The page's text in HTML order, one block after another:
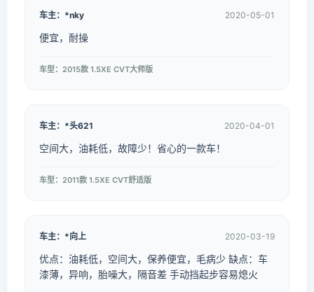
车主：*nky 2020-05-01
便宜，耐操
车型：2015款 1.5XE CVT大师版
车主：*头621 2020-04-01
空间大，油耗低，故障少！省心的一款车！
车型：2011款 1.5XE CVT舒适版
车主：*向上 2020-03-19
优点：油耗低，空间大，保养便宜，毛病少 缺点：车
漆薄，异响，胎噪大，隔音差 手动挡起步容易熄火